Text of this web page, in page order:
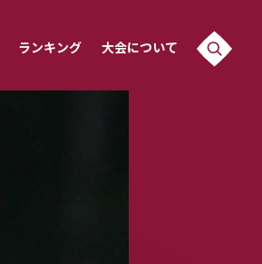
ランキング 大会について